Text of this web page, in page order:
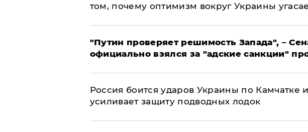
том, почему оптимизм вокруг Украины
"Путин проверяет решимость Запада", –
официально взялся за "адские санкции"
Россия боится ударов Украины по Камчатке
усиливает защиту подводных лодок